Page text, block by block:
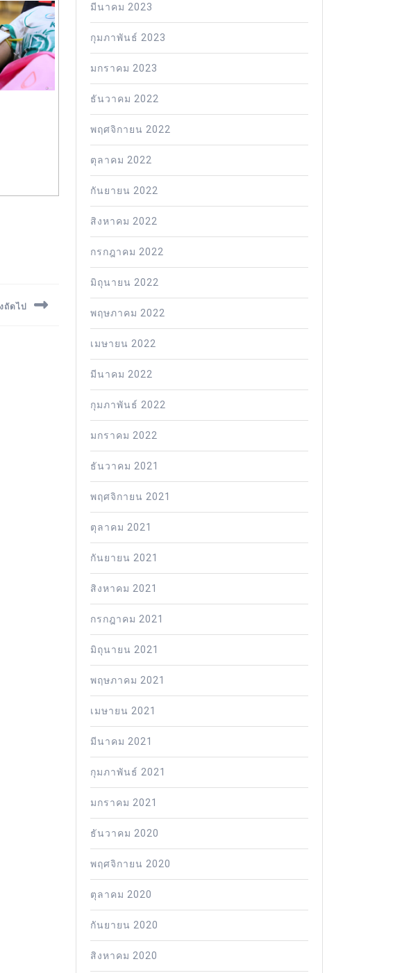
ถัดไป
มีนาคม 2023
กุมภาพันธ์ 2023
มกราคม 2023
ธันวาคม 2022
พฤศจิกายน 2022
ตุลาคม 2022
กันยายน 2022
สิงหาคม 2022
กรกฎาคม 2022
มิถุนายน 2022
พฤษภาคม 2022
เมษายน 2022
มีนาคม 2022
กุมภาพันธ์ 2022
มกราคม 2022
ธันวาคม 2021
พฤศจิกายน 2021
ตุลาคม 2021
กันยายน 2021
สิงหาคม 2021
กรกฎาคม 2021
มิถุนายน 2021
พฤษภาคม 2021
เมษายน 2021
มีนาคม 2021
กุมภาพันธ์ 2021
มกราคม 2021
ธันวาคม 2020
พฤศจิกายน 2020
ตุลาคม 2020
กันยายน 2020
สิงหาคม 2020